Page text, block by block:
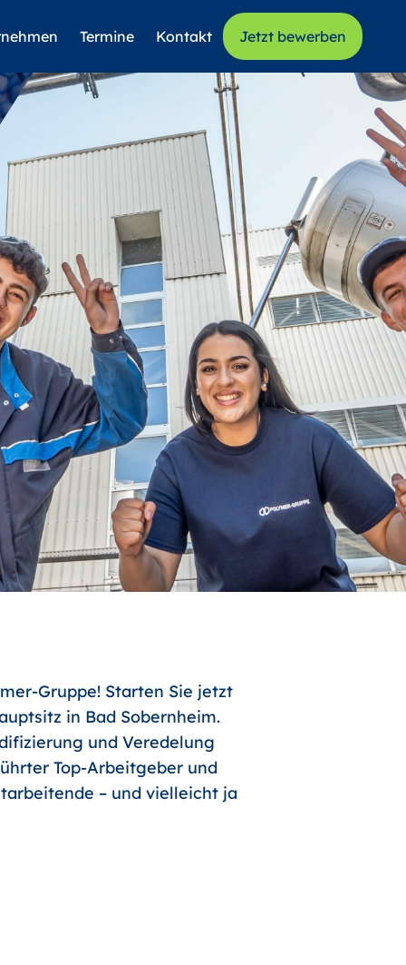
Termine Kontakt Jetzt bewerben
Gruppe! Starten Sie jetzt
in Bad Sobernheim.
und Veredelung
Top-Arbeitgeber und
– und vielleicht ja